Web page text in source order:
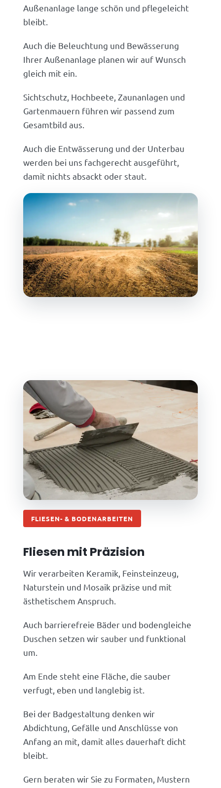
Außenanlage lange schön und pflegeleicht
bleibt.
Auch die Beleuchtung und Bewässerung
Ihrer Außenanlage planen wir auf Wunsch
gleich mit ein.
Sichtschutz, Hochbeete, Zaunanlagen und
Gartenmauern führen wir passend zum
Gesamtbild aus.
Auch die Entwässerung und der Unterbau
werden bei uns fachgerecht ausgeführt,
damit nichts absackt oder staut.
FLIESEN- & BODENARBEITEN
Fliesen mit Präzision
Wir verarbeiten Keramik, Feinsteinzeug,
Naturstein und Mosaik präzise und mit
ästhetischem Anspruch.
Auch barrierefreie Bäder und bodengleiche
Duschen setzen wir sauber und funktional
um.
Am Ende steht eine Fläche, die sauber
verfugt, eben und langlebig ist.
Bei der Badgestaltung denken wir
Abdichtung, Gefälle und Anschlüsse von
Anfang an mit, damit alles dauerhaft dicht
bleibt.
Gern beraten wir Sie zu Formaten, Mustern